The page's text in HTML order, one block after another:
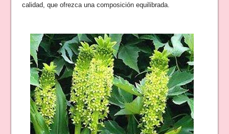
calidad, que ofrezca una composición equilibrada.